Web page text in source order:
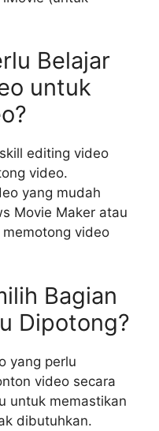
Belajar
untuk
editing video
video.
yang mudah
Movie Maker atau
video
Bagian
Dipotong?
yang perlu
video secara
untuk memastikan
dibutuhkan.